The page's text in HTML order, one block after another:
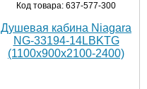
Код товара: 637-577-300
Душевая кабина Niagara
NG-33194-14LBKTG
(1100х900х2100-2400)